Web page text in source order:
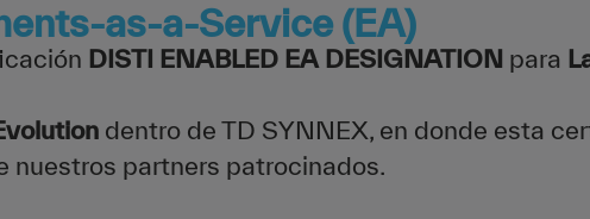
as-a-Service (EA)
DISTI ENABLED EA DESIGNATION para
dentro de TD SYNNEX, en donde esta
nuestros partners patrocinados.